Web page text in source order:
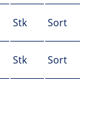
Stk Sort
Stk Sort